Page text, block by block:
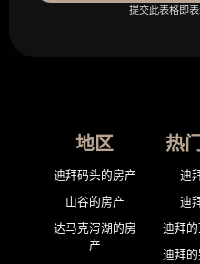
提交此表格即
地区
迪拜码头的房产
山谷的房产
达马克泻湖的房
产
热
迪
迪
迪拜
迪拜